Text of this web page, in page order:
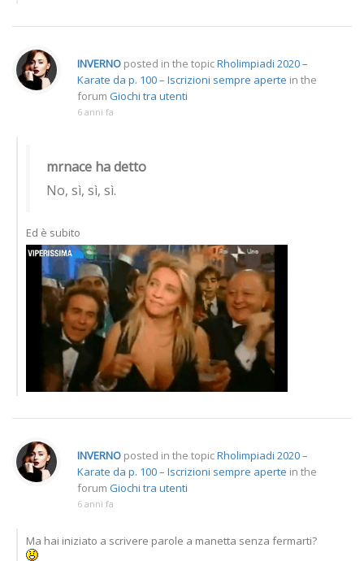
INVERNO posted in the topicRholimpiadi 2020 –
Karate da p. 100 – Iscrizioni sempre aperte in the
forum Giochi tra utenti
6 anni fa
mrnace ha detto
No, sì, sì, sì.
Ed è subito
INVERNO posted in the topicRholimpiadi 2020 –
Karate da p. 100 – Iscrizioni sempre aperte in the
forum Giochi tra utenti
6 anni fa
Ma hai iniziato a scrivere parole a manetta senza fermarti?